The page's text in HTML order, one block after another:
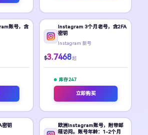
账号，含
Instagram 3个月老号，含2FA
密钥
Instagram 新号
$3.7468 起
库存 247
立即购买
密钥
欧洲Instagram账号，附带邮
箱访问。账号年龄：1-2个月